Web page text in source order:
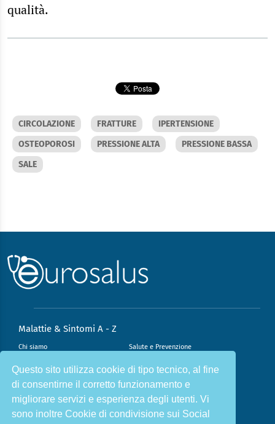
Questo sito utilizza cookie di tipo tecnico, al fine
di consentirne il corretto funzionamento e
migliorare servizi e esperienza degli utenti. Vi
sono inoltre Cookie di condivisione sui Social
qualità.
CIRCOLAZIONE FRATTURE
IPERTENSIONE
OSTEOPOROSI
PRESSIONE ALTA
PRESSIONE BASSA
SALE
Malattie & Sintomi A - Z
Chi siamo Salute e Prevenzione
Infiammazione e Allergia Direzione scientifica
Nutrizione e Stili di vita Sport e Benessere
Cookie Policy L’angolo del dottore